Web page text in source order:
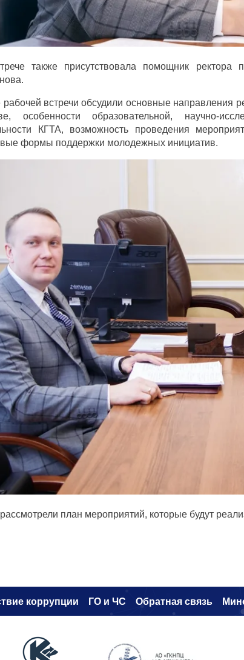
также присутствовала помощник
рабочей встречи обсудили основные направления
особенности образовательной, научно-
КГТА, возможность проведения
формы поддержки молодежных инициатив.
план мероприятий, которые будут
коррупции ГО и ЧС Обратная связь